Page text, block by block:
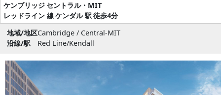
ケンブリッジセントラル・MIT
レッドライン 線ケンダル 駅徒歩4分
地域/地区Cambridge / Central-MIT
沿線/駅
Red Line/Kendall